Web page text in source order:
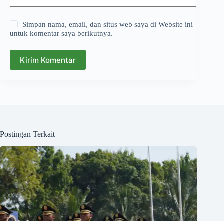
Simpan nama, email, dan situs web saya di Website ini
untuk komentar saya berikutnya.
Kirim Komentar
Postingan Terkait